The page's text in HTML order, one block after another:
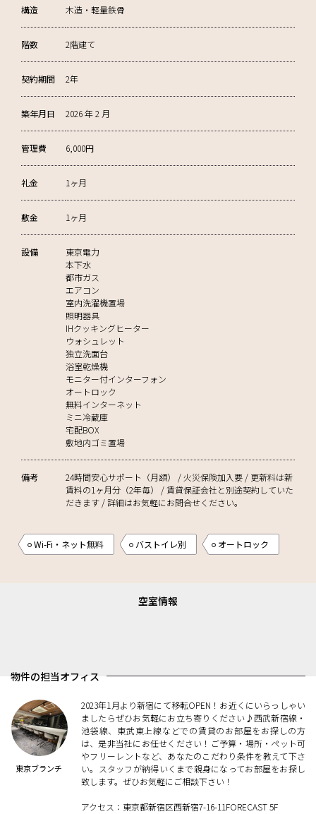
構造 木造・軽量鉄骨
階数 2階建て
契約期間 2年
築年月日 2026 年 2 月
管理費 6,000円
礼金 1ヶ月
敷金 1ヶ月
設備
東京電力
本下水
都市ガス
エアコン
室内洗濯機置場
照明器具
IHクッキングヒーター
ウォシュレット
独立洗面台
浴室乾燥機
モニター付インターフォン
オートロック
無料インターネット
ミニ冷蔵庫
宅配BOX
敷地内ゴミ置場
備考
24時間安心サポート（月額） / 火災保険加入要 / 更新料は新
賃料の1ヶ月分（2年毎） / 賃貸保証会社と別途契約していた
だきます / 詳細はお気軽にお問合せください。
Wi-Fi・ネット無料 バストイレ別 オートロック
空室情報
物件の担当オフィス
東京ブランチ
2023年1月より新宿にて移転OPEN！お近くにいらっしゃい
ましたらぜひお気軽にお立ち寄りください♪西武新宿線・
池袋線、東武東上線などでの賃貸のお部屋をお探しの方
は、是非当社にお任せください！ご予算・場所・ペット可
やフリーレントなど、あなたのこだわり条件を教えて下さ
い。スタッフが納得いくまで親身になってお部屋をお探し
致します。ぜひお気軽にご相談下さい！
アクセス：東京都新宿区西新宿7-16-11FORECAST 5F